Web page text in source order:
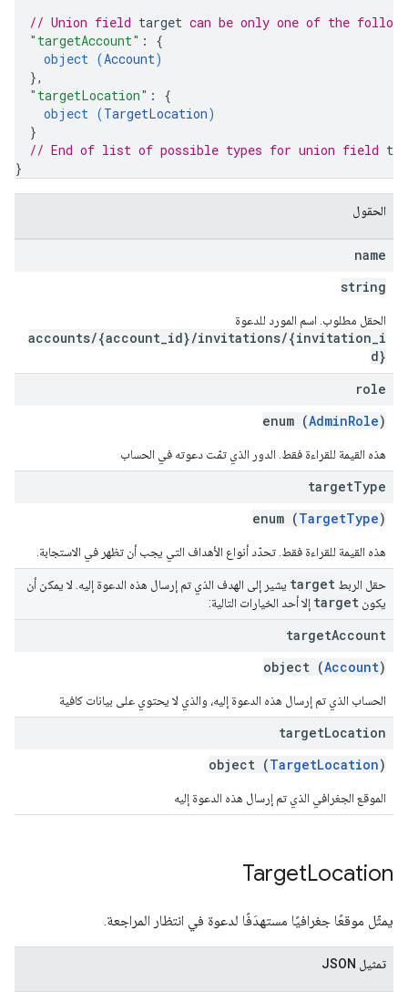
// Union field target can be only one of the
"targetAccount" : {
object (Account)
},
"targetLocation" : {
object (TargetLocation)
}
// End of list of possible types for union field
}
الحقول
name
string
الحقل مطلوب. اسم المورد للدعوة
accounts/{account_id}/invitations/{invitation_i
d}
role
enum (AdminRole)
هذه القيمة للقراءة فقط. الدور الذي تمّت دعوته في الحساب
targetType
enum (TargetType)
هذه القيمة للقراءة فقط. تحدّد أنواع الأهداف التي يجب أن تظهر في الاستجابة.
حقل الربط target يشير إلى الهدف الذي تم إرسال هذه الدعوة إليه. لا يمكن أن
يكون target إلا أحد الخيارات التالية:
targetAccount
object (Account)
الحساب الذي تم إرسال هذه الدعوة إليه، والذي لا يحتوي على بيانات كافية
targetLocation
object (TargetLocation)
الموقع الجغرافي الذي تم إرسال هذه الدعوة إليه
TargetLocation
يمثّل موقعًا جغرافيًا مستهدَفًا لدعوة في انتظار المراجعة.
تمثيل JSON